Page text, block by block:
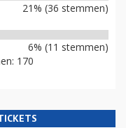
21% (36 stemmen)
6% (11 stemmen)
170